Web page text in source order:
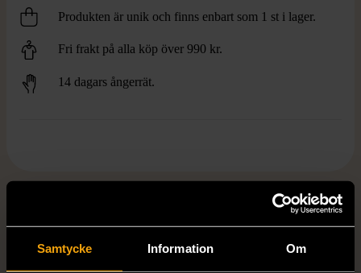
Samtycke Information Om
Produkten är unik och finns enbart som 1 st i lager.
Fri frakt på alla köp över 990 kr.
14 dagars ångerrät.
FRÅN SAMMA VARUMÄRKE
Hitta produkter från samma varumärke